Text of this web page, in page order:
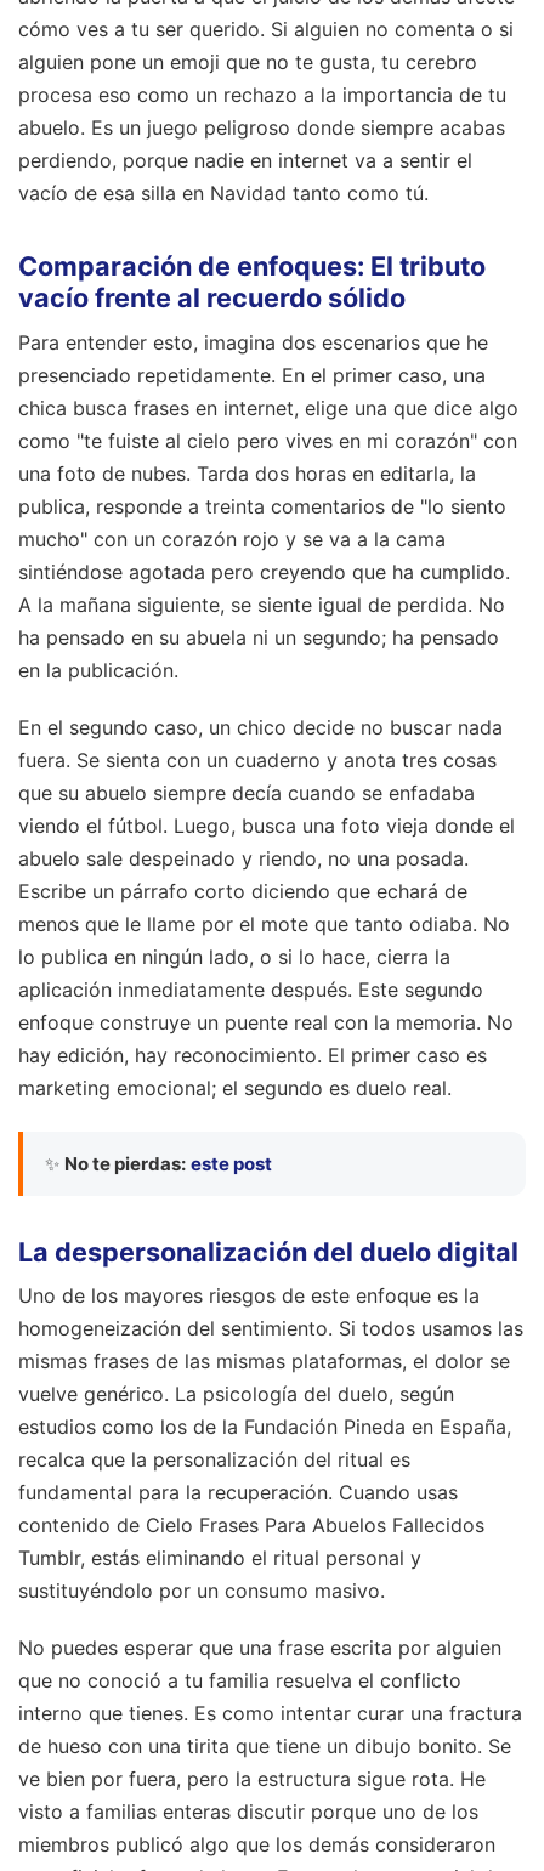
cómo ves a tu ser querido. Si alguien no comenta o si
alguien pone un emoji que no te gusta, tu cerebro
procesa eso como un rechazo a la importancia de tu
abuelo. Es un juego peligroso donde siempre acabas
perdiendo, porque nadie en internet va a sentir el
vacío de esa silla en Navidad tanto como tú.
Comparación de enfoques: El tributo
vacío frente al recuerdo sólido
Para entender esto, imagina dos escenarios que he
presenciado repetidamente. En el primer caso, una
chica busca frases en internet, elige una que dice algo
como "te fuiste al cielo pero vives en mi corazón" con
una foto de nubes. Tarda dos horas en editarla, la
publica, responde a treinta comentarios de "lo siento
mucho" con un corazón rojo y se va a la cama
sintiéndose agotada pero creyendo que ha cumplido.
A la mañana siguiente, se siente igual de perdida. No
ha pensado en su abuela ni un segundo; ha pensado
en la publicación.
En el segundo caso, un chico decide no buscar nada
fuera. Se sienta con un cuaderno y anota tres cosas
que su abuelo siempre decía cuando se enfadaba
viendo el fútbol. Luego, busca una foto vieja donde el
abuelo sale despeinado y riendo, no una posada.
Escribe un párrafo corto diciendo que echará de
menos que le llame por el mote que tanto odiaba. No
lo publica en ningún lado, o si lo hace, cierra la
aplicación inmediatamente después. Este segundo
enfoque construye un puente real con la memoria. No
hay edición, hay reconocimiento. El primer caso es
marketing emocional; el segundo es duelo real.
✨ No te pierdas: este post
La despersonalización del duelo digital
Uno de los mayores riesgos de este enfoque es la
homogeneización del sentimiento. Si todos usamos las
mismas frases de las mismas plataformas, el dolor se
vuelve genérico. La psicología del duelo, según
estudios como los de la Fundación Pineda en España,
recalca que la personalización del ritual es
fundamental para la recuperación. Cuando usas
contenido de Cielo Frases Para Abuelos Fallecidos
Tumblr, estás eliminando el ritual personal y
sustituyéndolo por un consumo masivo.
No puedes esperar que una frase escrita por alguien
que no conoció a tu familia resuelva el conflicto
interno que tienes. Es como intentar curar una fractura
de hueso con una tirita que tiene un dibujo bonito. Se
ve bien por fuera, pero la estructura sigue rota. He
visto a familias enteras discutir porque uno de los
miembros publicó algo que los demás consideraron